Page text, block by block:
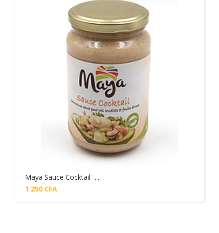
Maya Sauce Cocktail -...
1 250 CFA